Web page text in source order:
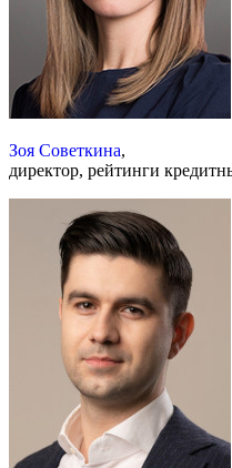
Зоя Советкина,
директор, рейтинги